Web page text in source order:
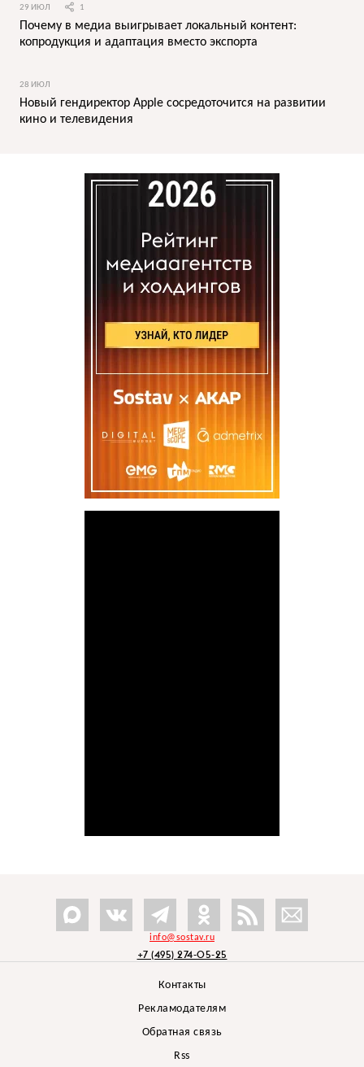
29 ИЮЛ 1
Почему в медиа выигрывает локальный контент:
копродукция и адаптация вместо экспорта
28 ИЮЛ
Новый гендиректор Apple сосредоточится на развитии
кино и телевидения
info@sostav.ru
+7 (495) 274-05-25
Контакты
Рекламодателям
Обратная связь
Rss